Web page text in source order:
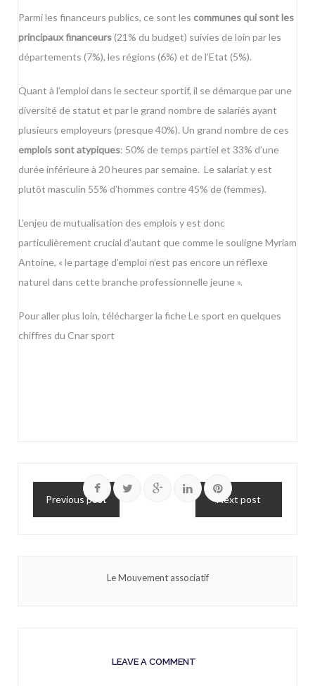
Parmi les financeurs publics, ce sont les communes qui sont les
principaux financeurs(21% du budget) suivies de loin par les
départements (7%), les régions (6%) et de l’Etat (5%).
Quant à l’emploi dans le secteur sportif, il se démarque par une
diversité de statut et par le grand nombre de salariés ayant
plusieurs employeurs (presque 40%). Un grand nombre de ces
emplois sont atypiques: 50% de temps partiel et 33% d’une
durée inférieure à 20 heures par semaine. Le salariat y est
plutôt masculin 55% d’hommes contre 45% de (femmes).
L’enjeu de mutualisation des emplois y est donc
particulièrement crucial d’autant que comme le souligne Myriam
Antoine, « le partage d’emploi n’est pas encore un réflexe
naturel dans cette branche professionnelle jeune ».
Pour aller plus loin, télécharger la ficheLe sport en quelques
chiffres du Cnar sport
Previous post Next post
Le Mouvement associatif
LEAVE A COMMENT